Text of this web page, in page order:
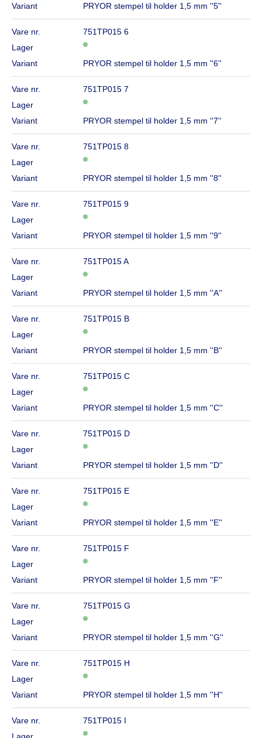
Variant
PRYOR stempel til holder 1,5 mm ''5''
Vare nr.
751TP015 6
Lager
Variant
PRYOR stempel til holder 1,5 mm ''6''
Vare nr.
751TP015 7
Lager
Variant
PRYOR stempel til holder 1,5 mm ''7''
Vare nr.
751TP015 8
Lager
Variant
PRYOR stempel til holder 1,5 mm ''8''
Vare nr.
751TP015 9
Lager
Variant
PRYOR stempel til holder 1,5 mm ''9''
Vare nr.
751TP015 A
Lager
Variant
PRYOR stempel til holder 1,5 mm ''A''
Vare nr.
751TP015 B
Lager
Variant
PRYOR stempel til holder 1,5 mm ''B''
Vare nr.
751TP015 C
Lager
Variant
PRYOR stempel til holder 1,5 mm ''C''
Vare nr.
751TP015 D
Lager
Variant
PRYOR stempel til holder 1,5 mm ''D''
Vare nr.
751TP015 E
Lager
Variant
PRYOR stempel til holder 1,5 mm ''E''
Vare nr.
751TP015 F
Lager
Variant
PRYOR stempel til holder 1,5 mm ''F''
Vare nr.
751TP015 G
Lager
Variant
PRYOR stempel til holder 1,5 mm ''G''
Vare nr.
751TP015 H
Lager
Variant
PRYOR stempel til holder 1,5 mm ''H''
Vare nr.
751TP015 I
Lager